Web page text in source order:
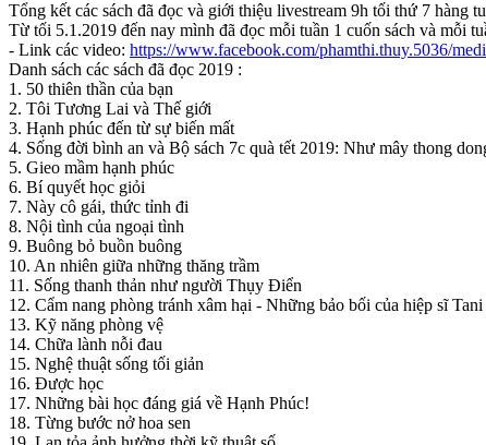
Tổng kết các sách đã đọc và giới thiệu livestream 9h tối thứ 7 hàng
Từ tối 5.1.2019 đến nay mình đã đọc mỗi tuần 1 cuốn sách và mỗi
- Link các video: https://www.facebook.com/phamthi.thuy.5036/
Danh sách các sách đã đọc 2019 :
1. 50 thiên thần của bạn
2. Tôi Tương Lai và Thế giới
3. Hạnh phúc đến từ sự biến mất
4. Sống đời bình an và Bộ sách 7c quà tết 2019: Như mây thong
5. Gieo mầm hạnh phúc
6. Bí quyết học giỏi
7. Này cô gái, thức tỉnh đi
8. Nội tình của ngoại tình
9. Buông bỏ buồn buông
10. An nhiên giữa những thăng trầm
11. Sống thanh thản như người Thụy Điển
12. Cẩm nang phòng tránh xâm hại - Những bảo bối của hiệp sĩ Tani
13. Kỹ năng phòng vệ
14. Chữa lành nỗi đau
15. Nghệ thuật sống tối giản
16. Được học
17. Những bài học đáng giá về Hạnh Phúc!
18. Từng bước nở hoa sen